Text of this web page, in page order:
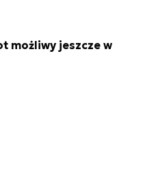
możliwy jeszcze w